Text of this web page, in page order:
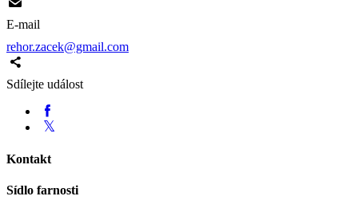
E-mail
rehor.zacek@gmail.com
Sdílejte událost
Kontakt
Sídlo farnosti